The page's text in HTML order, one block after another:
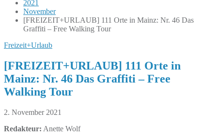
2021
November
[FREIZEIT+URLAUB] 111 Orte in Mainz: Nr. 46 Das
Graffiti – Free Walking Tour
Freizeit+Urlaub
[FREIZEIT+URLAUB] 111 Orte in
Mainz: Nr. 46 Das Graffiti – Free
Walking Tour
2. November 2021
Redakteur: Anette Wolf